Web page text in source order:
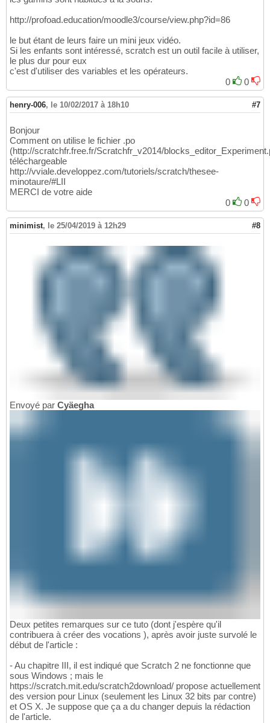
http://profoad.education/moodle3/course/view.php?id=86
le but étant de leurs faire un mini jeux vidéo.
Si les enfants sont intéressé, scratch est un outil facile à utiliser,
le plus dur pour eux
c'est d'utiliser des variables et les opérateurs.
0
0
henry-006, le 10/02/2017 à 18h10 #7
Bonjour
Comment on utilise le fichier .po
(http://scratchfr.free.fr/Scratchfr_v2014/
téléchargeable
http://vviale.developpez.com/tutoriels/scratch/thesee-
minotaure/#LII
MERCI de votre aide
0
0
minimist, le 25/04/2019 à 12h29 #8
Envoyé par Cyäegha
Deux petites remarques sur ce tuto (dont j'espère qu'il
contribuera à créer des vocations ), après avoir juste survolé le
début de l'article :
- Au chapitre III, il est indiqué que Scratch 2 ne fonctionne que
sous Windows ; mais le
https://scratch.mit.edu/scratch2download/ propose actuellement
des version pour Linux (seulement les Linux 32 bits par contre)
et OS X. Je suppose que ça a du changer depuis la rédaction
de l'article.